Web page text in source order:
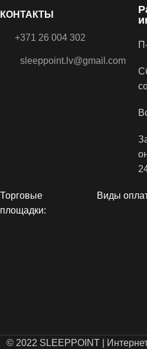
КОНТАКТЫ
+371 26 004 302
sleeppoint.lv@gmail.com
Виды
Торговые
площадки:
© 2022 SLEEPPOINT